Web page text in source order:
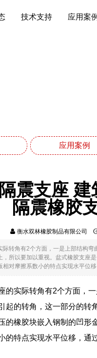
技术支持 应用案例
应用案例
震支座
隔震橡胶
衡水双林橡胶制品有限公司
转角有2个方面，一是上部结构
所以要加以重视。盆式橡胶支座
对摩擦系数小的特点实现水平位
的实际转角有2个方面，
的转角，这一部分的转
的橡胶块嵌入钢制的凹
的特点实现水平位移，